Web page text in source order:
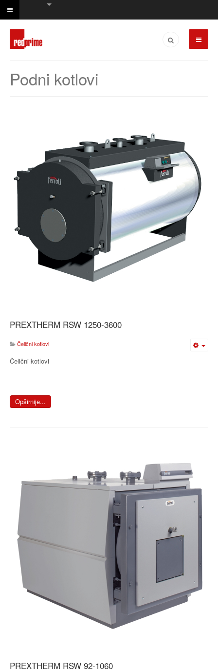
Podni kotlovi
PREXTHERM RSW 1250-3600
Čelični kotlovi
Čelični kotlovi
Opširnije...
PREXTHERM RSW 92-1060